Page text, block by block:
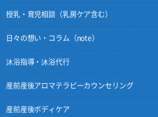
授乳・育児相談（乳房ケア含む）
日々の想い・コラム（note）
沐浴指導・沐浴代行
産前産後アロマテラピーカウンセリング
産前産後ボディケア